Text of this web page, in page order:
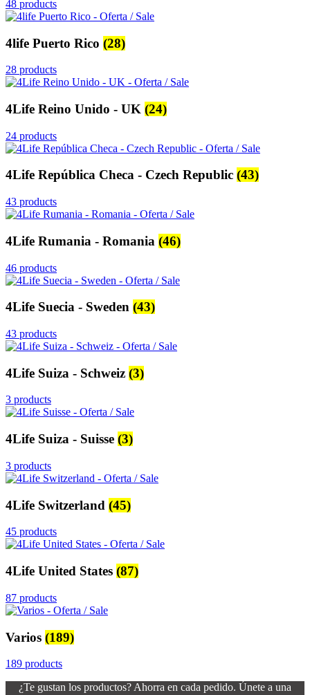
48 products
4life Puerto Rico (28)
28 products
4Life Reino Unido - UK (24)
24 products
4Life República Checa - Czech Republic (43)
43 products
4Life Rumania - Romania (46)
46 products
4Life Suecia - Sweden (43)
43 products
4Life Suiza - Schweiz (3)
3 products
4Life Suiza - Suisse (3)
3 products
4Life Switzerland (45)
45 products
4Life United States (87)
87 products
Varios (189)
189 products
¿Te gustan los productos? Ahorra en cada pedido. Únete a una